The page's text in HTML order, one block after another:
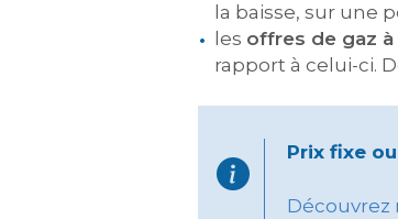
la baisse, sur une
les offres de gaz
rapport à celui-ci.
Prix fixe
Découvrez